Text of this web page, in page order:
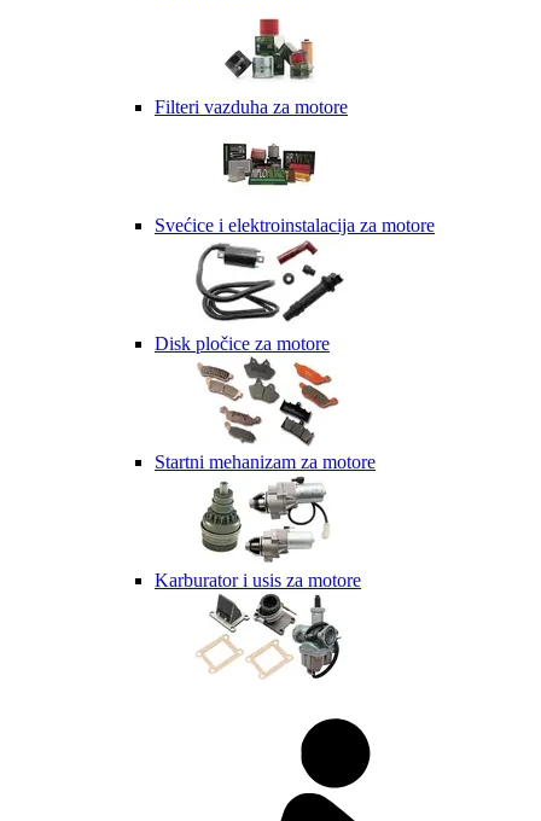
Filteri vazduha za motore
Svećice i elektroinstalacija za motore
Disk pločice za motore
Startni mehanizam za motore
Karburator i usis za motore